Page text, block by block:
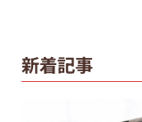
新着記事